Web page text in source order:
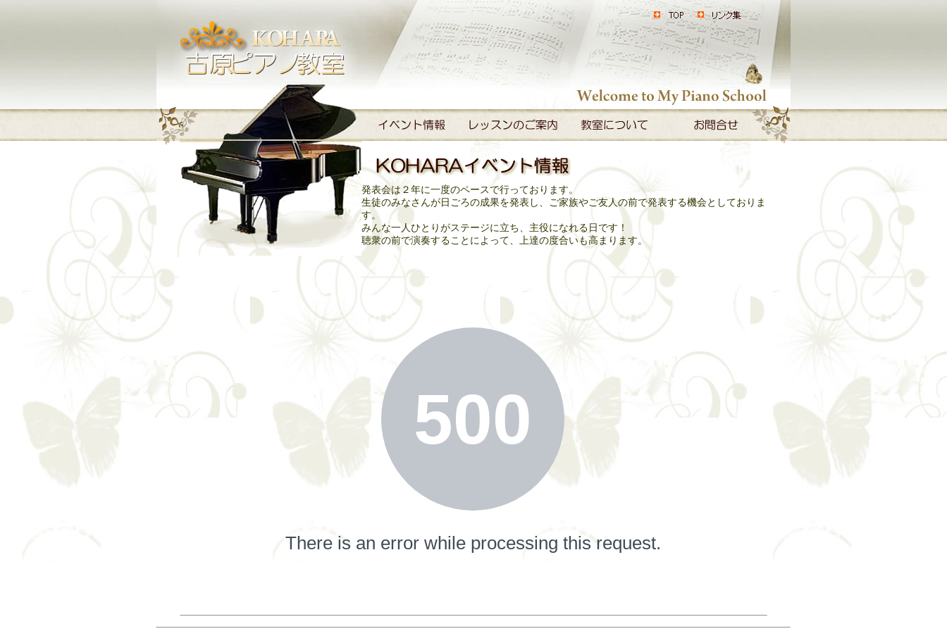
発表会は２年に一度のペースで行っております。
生徒のみなさんが日ごろの成果を発表し、ご家族やご友人の前で発表する機会としておりま
す。
みんな一人ひとりがステージに立ち、主役になれる日です！
聴衆の前で演奏することによって、上達の度合いも高まります。